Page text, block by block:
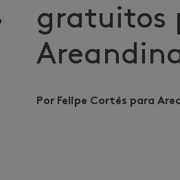
gratuitos
Por Felipe Cortés para